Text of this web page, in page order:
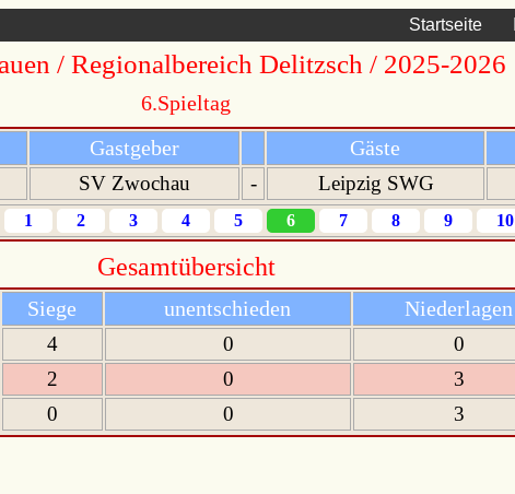
Startseite
/ Regionalbereich Delitzsch / 2025-2026
6.Spieltag
Gastgeber Gäste
SV Zwochau - Leipzig SWG
1 2 3 4 5 6 7 8 9 10
Gesamtübersicht
Siege unentschieden Niederlagen
4 0 0
2 0 3
0 0 3